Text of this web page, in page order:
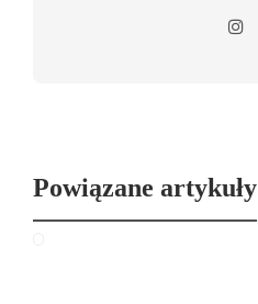
Powiązane artykuły